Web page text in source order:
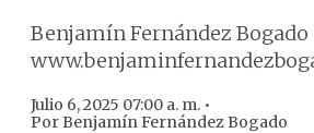
Benjamín Fernández Bogado
Julio 6, 2025 07:00 a. m. •
PorBenjamín Fernández Bogado